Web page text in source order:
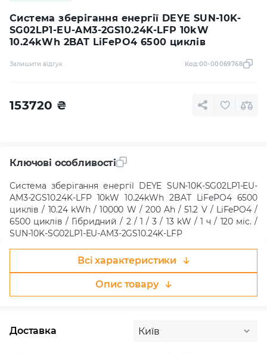
Система зберігання енергії DEYE SUN-10K-
SG02LP1-EU-AM3-2GS10.24K-LFP 10kW
10.24kWh 2BAT LiFePO4 6500 циклів
Залишити відгук Код:00-00069768
153720 ₴
Ключові особливості
Система зберігання енергії DEYE SUN-10K-SG02LP1-EU-
AM3-2GS10.24K-LFP 10kW 10.24kWh 2BAT LiFePO4 6500
циклів / 10.24 kWh / 10000 W / 200 Ah / 51.2 V / LiFePO4 /
6500 циклів / Гібридний / 2 / 1 / 3 / 13 kW / 1 ч / 120 міс. /
SUN-10K-SG02LP1-EU-AM3-2GS10.24K-LFP
Всі характеристики
Опис товару
Доставка Київ